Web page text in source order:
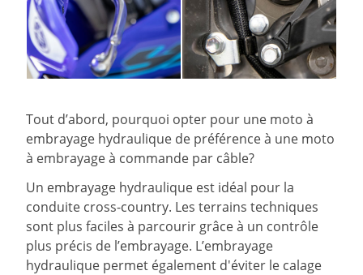
Tout d’abord, pourquoi opter pour une moto à
embrayage hydraulique de préférence à une moto
à embrayage à commande par câble?
Un embrayage hydraulique est idéal pour la
conduite cross-country. Les terrains techniques
sont plus faciles à parcourir grâce à un contrôle
plus précis de l’embrayage. L’embrayage
hydraulique permet également d'éviter le calage